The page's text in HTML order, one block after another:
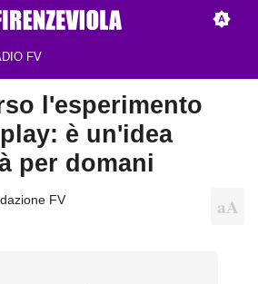
FV
l'esperimento
è un'idea
per domani
FV